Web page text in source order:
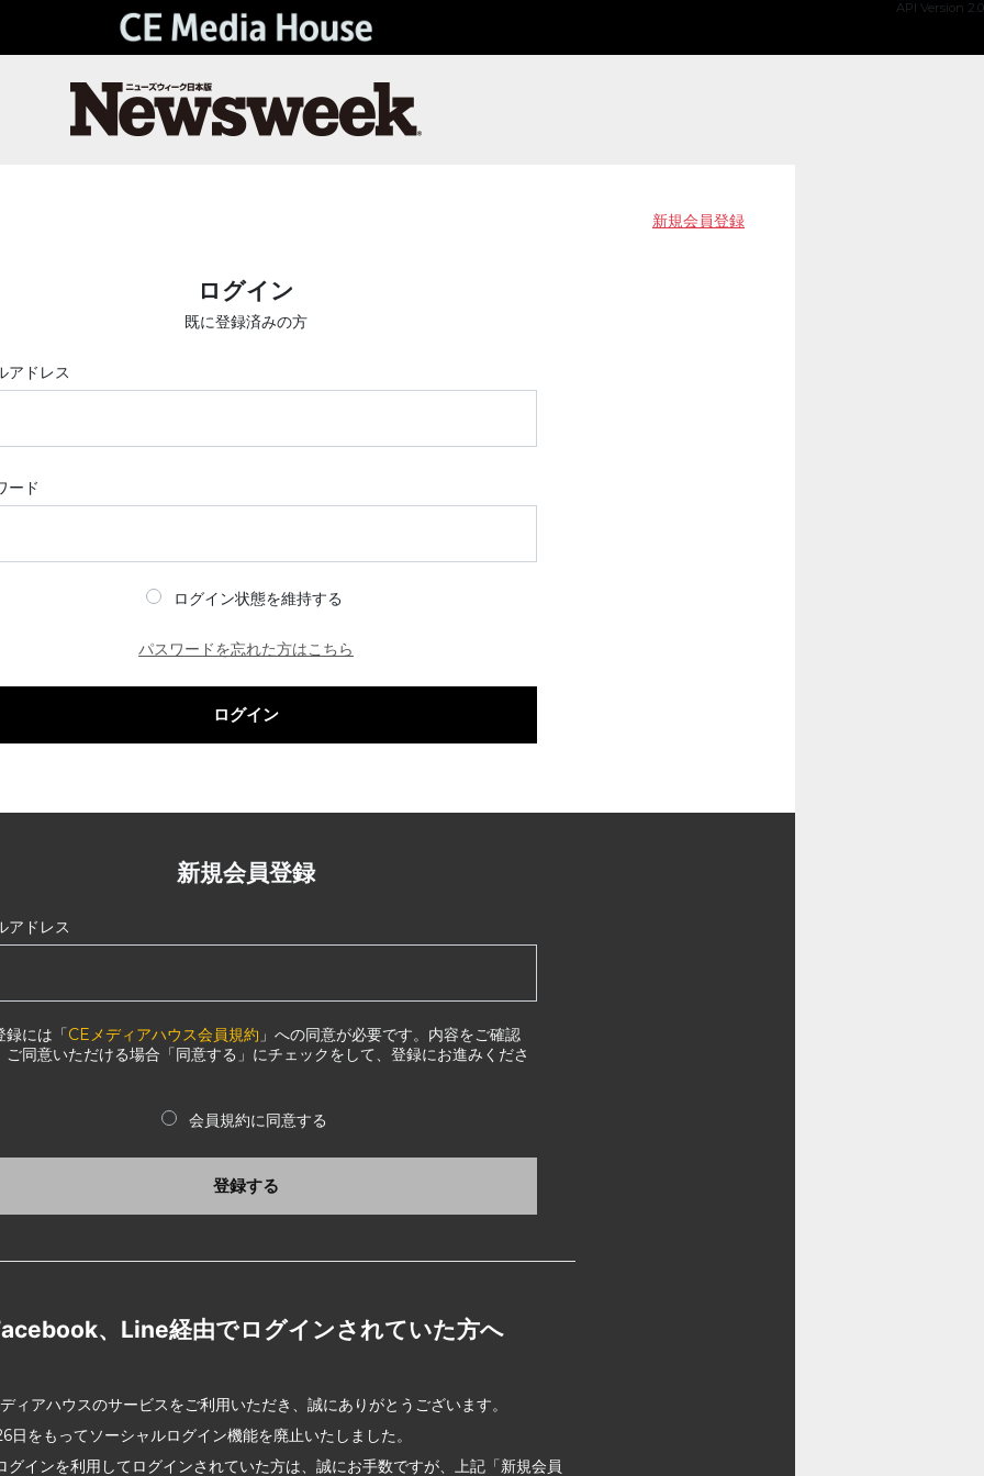
API Version 2.0
新規会員登録
ログイン
既に登録済みの方
アドレス
ード
ログイン状態を維持する
パスワードを忘れた方はこちら
ログイン
新規会員登録
アドレス
録には「CEメディアハウス会員規約 」への同意が必要です。内容をご確認
ご同意いただける場合「同意する」にチェックをして、登録にお進みくださ
会員規約に同意する
登録する
、Line経由でログインされていた方へ
ィアハウスのサービスをご利用いただき、誠にありがとうございます。
日をもってソーシャルログイン機能を廃止いたしました。
グインを利用してログインされていた方は、誠にお手数ですが、上記「新規会員